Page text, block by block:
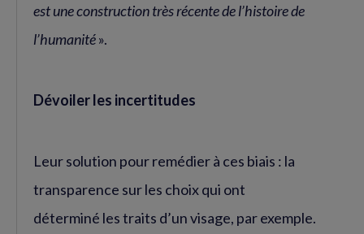
est une construction très récente de l’histoire de
l’humanité».
Dévoiler les incertitudes
Leur solution pour remédier à ces biais : la
transparence sur les choix qui ont
déterminé les traits d’un visage, par exemple.